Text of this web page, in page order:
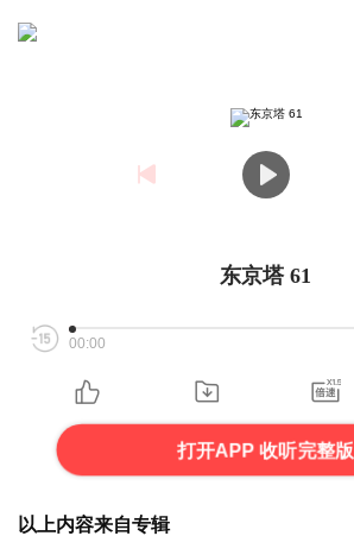
东京塔 61
00:00
打开APP 收听完整版
以上内容来自专辑